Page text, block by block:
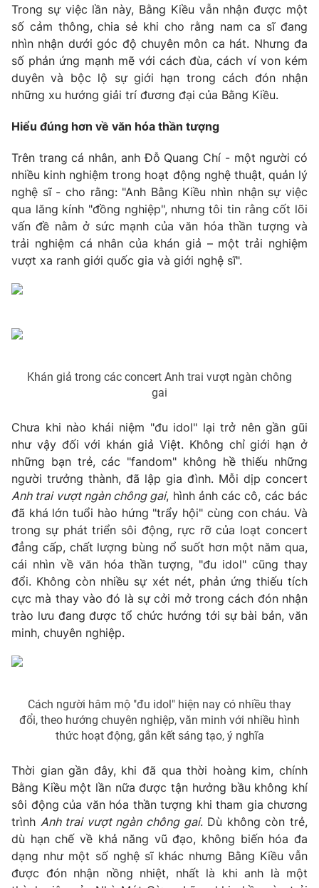
Theo dõi báo trên
Cơ quan chủ quản:Đài Truyền hình Việt Nam
Cơ quan báo chí:Thời báo VTV
Giấy phép hoạt động báo in và báo điện tử số 483/GP-BTTTT
cấp ngày 29/12/2023
Tổng Biên tập:Vũ Thanh Thủy
Phó Tổng Biên tập:Nguyễn Thị Mỹ Hạnh, Phạm Quốc Thắng,
Nguyễn Trọng Ninh
Tổng đài VTV:024.38 355 931 - 024.38 355 932
Ðiện thoại Thời báo VTV:024.66 897 897
Email:toasoan@vtv.vn
Liên hệ quảng cáo:
024-7300.7108
® Cấm sao chép dưới mọi hình thức nếu không có sự chấp
thuận bằng văn bản. Ghi rõ nguồn VTV.vn khi phát hành lại
thông tin từ website này.
Trong sự việc lần này, Bằng Kiều vẫn nhận được một
số cảm thông, chia sẻ khi cho rằng nam ca sĩ đang
nhìn nhận dưới góc độ chuyên môn ca hát. Nhưng đa
số phản ứng mạnh mẽ với cách đùa, cách ví von kém
duyên và bộc lộ sự giới hạn trong cách đón nhận
những xu hướng giải trí đương đại của Bằng Kiều.
Hiểu đúng hơn về văn hóa thần tượng
Trên trang cá nhân, anh Đỗ Quang Chí - một người có
nhiều kinh nghiệm trong hoạt động nghệ thuật, quản lý
nghệ sĩ - cho rằng: "Anh Bằng Kiều nhìn nhận sự việc
qua lăng kính "đồng nghiệp", nhưng tôi tin rằng cốt lõi
vấn đề nằm ở sức mạnh của văn hóa thần tượng và
trải nghiệm cá nhân của khán giả – một trải nghiệm
vượt xa ranh giới quốc gia và giới nghệ sĩ".
Khán giả trong các concert Anh trai vượt ngàn chông
gai
Chưa khi nào khái niệm "đu idol" lại trở nên gần gũi
như vậy đối với khán giả Việt. Không chỉ giới hạn ở
những bạn trẻ, các "fandom" không hề thiếu những
người trưởng thành, đã lập gia đình. Mỗi dịp concert
Anh trai vượt ngàn chông gai, hình ảnh các cô, các bác
đã khá lớn tuổi hào hứng "trẩy hội" cùng con cháu. Và
trong sự phát triển sôi động, rực rỡ của loạt concert
đẳng cấp, chất lượng bùng nổ suốt hơn một năm qua,
cái nhìn về văn hóa thần tượng, "đu idol" cũng thay
đổi. Không còn nhiều sự xét nét, phản ứng thiếu tích
cực mà thay vào đó là sự cởi mở trong cách đón nhận
trào lưu đang được tổ chức hướng tới sự bài bản, văn
minh, chuyên nghiệp.
Cách người hâm mộ "đu idol" hiện nay có nhiều thay
đổi, theo hướng chuyên nghiệp, văn minh với nhiều hình
thức hoạt động, gắn kết sáng tạo, ý nghĩa
Thời gian gần đây, khi đã qua thời hoàng kim, chính
Bằng Kiều một lần nữa được tận hưởng bầu không khí
sôi động của văn hóa thần tượng khi tham gia chương
trình Anh trai vượt ngàn chông gai. Dù không còn trẻ,
dù hạn chế về khả năng vũ đạo, không biến hóa đa
dạng như một số nghệ sĩ khác nhưng Bằng Kiều vẫn
được đón nhận nồng nhiệt, nhất là khi anh là một